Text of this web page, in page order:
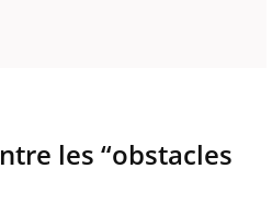
les “obstacles
& Charge mentale : et si on